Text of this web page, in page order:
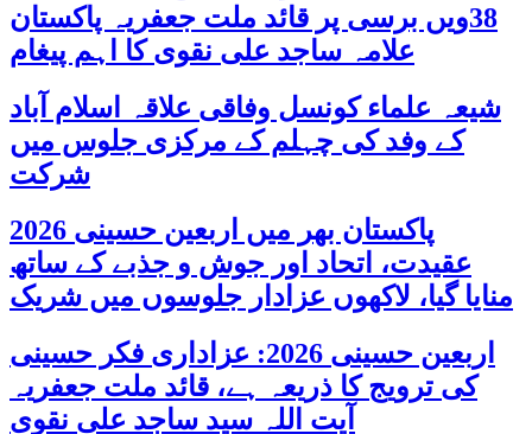
38ویں برسی پر قائد ملت جعفریہ پاکستان
علامہ ساجد علی نقوی کا اہم پیغام
شیعہ علماء کونسل وفاقی علاقہ اسلام آباد
کے وفد کی چہلم کے مرکزی جلوس میں
شرکت
پاکستان بھر میں اربعین حسینی 2026
عقیدت، اتحاد اور جوش و جذبے کے ساتھ
منایا گیا، لاکھوں عزادار جلوسوں میں شریک
اربعین حسینی 2026: عزاداری فکر حسینی
کی ترویج کا ذریعہ ہے، قائد ملت جعفریہ
آیت اللہ سید ساجد علی نقوی